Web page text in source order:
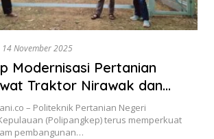
14 November 2025
Modernisasi Pertanian
Traktor Nirawak dan
Jeruk Pangkep
– Politeknik Pertanian Negeri
(Polipangkep) terus memperkuat
pembangunan…